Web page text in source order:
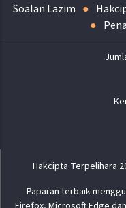
Soalan Lazim
Hakcipta Terpelihara
Paparan terbaik